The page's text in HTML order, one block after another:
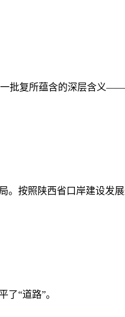
批复所蕴含的深层含义
按照陕西省口岸建设发
“道路”。